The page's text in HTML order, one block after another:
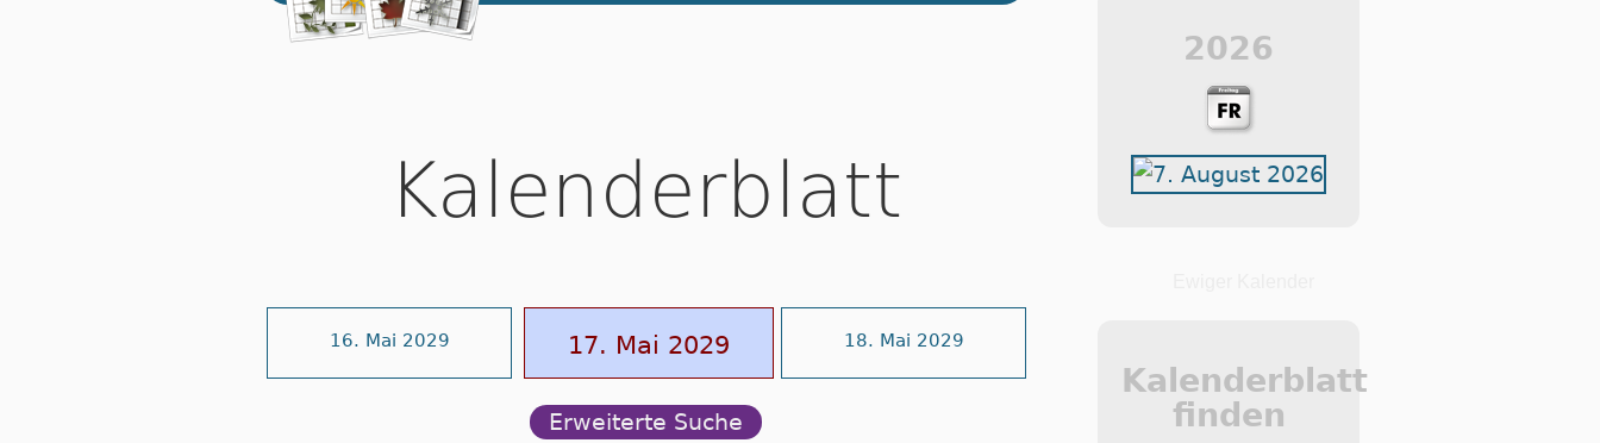
Kalenderblatt
16. Mai 2029 17. Mai 2029 18. Mai 2029
Erweiterte Suche
2026
Kalenderblatt
finden